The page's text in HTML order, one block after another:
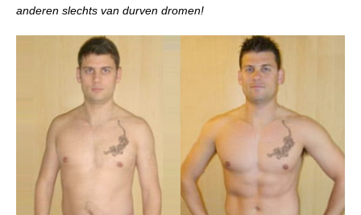
anderen slechts van durven dromen!